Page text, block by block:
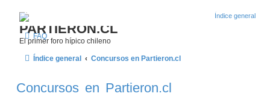
¿Qué esperas? Regístrate como usuario en
PARTIERON.CL
El primer foro hípico chileno
FAQ
Índice general Concursos en Partieron.cl
Concursos en Partieron.cl